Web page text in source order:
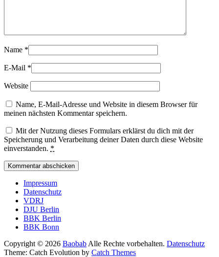
Name *
E-Mail *
Website
Name, E-Mail-Adresse und Website in diesem Browser für
meinen nächsten Kommentar speichern.
Mit der Nutzung dieses Formulars erklärst du dich mit der
Speicherung und Verarbeitung deiner Daten durch diese Website
einverstanden. *
Seitenfuß-
Menü
Impressum
Datenschutz
VDRJ
DJU Berlin
BBK Berlin
BBK Bonn
Copyright © 2026 Baobab Alle Rechte vorbehalten. Datenschutz
Theme: Catch Evolution by Catch Themes